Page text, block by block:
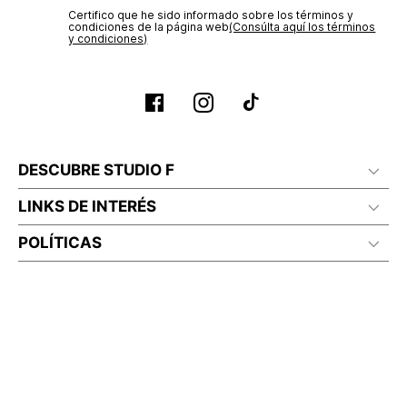
No planchar con vapor
Certifico que he sido informado sobre los términos y
condiciones de la página web‎(Consúlta aquí los términos
y condiciones)
DESCUBRE STUDIO F
LINKS DE INTERÉS
POLÍTICAS